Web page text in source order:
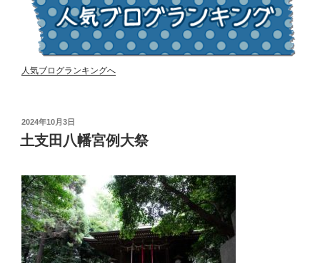
人気ブログランキングへ
投
稿
日:
2024年10月3日
土支田八幡宮例大祭